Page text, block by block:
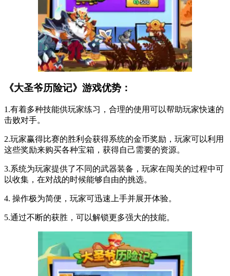
《大圣爷历险记》游戏优势：
1.有着多种技能供玩家练习，合理的使用可以帮助玩家快速的
击败对手。
2.玩家赢得比赛的胜利会获得系统的金币奖励，玩家可以利用
这些奖励来购买各种宝箱，获得自己需要的资源。
3.系统为玩家提供了不同的武器装备，玩家在闯关的过程中可
以收集，在对战的时候能够自由的挑选。
4. 操作极为简便，玩家可迅速上手并展开体验。
5.通过不断的获胜，可以解锁更多强大的技能。